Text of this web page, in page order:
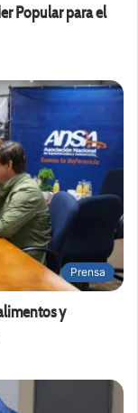
Popular para el
Prensa
y